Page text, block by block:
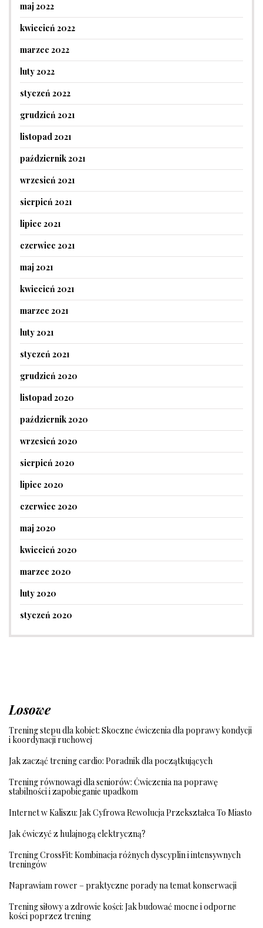
maj 2022
kwiecień 2022
marzec 2022
luty 2022
styczeń 2022
grudzień 2021
listopad 2021
październik 2021
wrzesień 2021
sierpień 2021
lipiec 2021
czerwiec 2021
maj 2021
kwiecień 2021
marzec 2021
luty 2021
styczeń 2021
grudzień 2020
listopad 2020
październik 2020
wrzesień 2020
sierpień 2020
lipiec 2020
czerwiec 2020
maj 2020
kwiecień 2020
marzec 2020
luty 2020
styczeń 2020
Losowe
Trening stepu dla kobiet: Skoczne ćwiczenia dla poprawy kondycji
i koordynacji ruchowej
Jak zacząć trening cardio: Poradnik dla początkujących
Trening równowagi dla seniorów: Ćwiczenia na poprawę
stabilności i zapobieganie upadkom
Internet w Kaliszu: Jak Cyfrowa Rewolucja Przekształca To Miasto
Jak ćwiczyć z hulajnogą elektryczną?
Trening CrossFit: Kombinacja różnych dyscyplin i intensywnych
treningów
Naprawiam rower – praktyczne porady na temat konserwacji
Trening siłowy a zdrowie kości: Jak budować mocne i odporne
kości poprzez trening